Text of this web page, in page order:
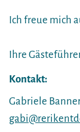
Ich freue mich
Ihre
Kontakt:
Gabriele